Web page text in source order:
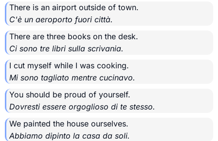
There is an airport outside of town.
C'è un aeroporto fuori città.
There are three books on the desk.
Ci sono tre libri sulla scrivania.
I cut myself while I was cooking.
Mi sono tagliato mentre cucinavo.
You should be proud of yourself.
Dovresti essere orgoglioso di te stesso.
We painted the house ourselves.
Abbiamo dipinto la casa da soli.